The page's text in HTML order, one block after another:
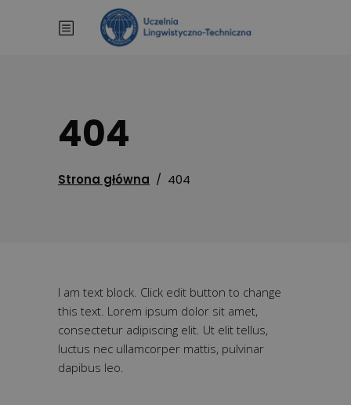
404
Strona główna / 404
I am text block. Click edit button to change
this text. Lorem ipsum dolor sit amet,
consectetur adipiscing elit. Ut elit tellus,
luctus nec ullamcorper mattis, pulvinar
dapibus leo.